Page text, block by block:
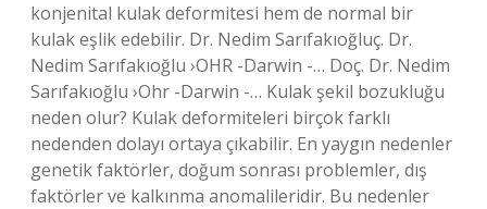
konjenital kulak deformitesi hem de normal bir
kulak eşlik edebilir. Dr. Nedim Sarıfakıoğluç. Dr.
Nedim Sarıfakıoğlu ›OHR -Darwin -… Doç. Dr. Nedim
Sarıfakıoğlu ›Ohr -Darwin -… Kulak şekil bozukluğu
neden olur? Kulak deformiteleri birçok farklı
nedenden dolayı ortaya çıkabilir. En yaygın nedenler
genetik faktörler, doğum sonrası problemler, dış
faktörler ve kalkınma anomalileridir. Bu nedenler